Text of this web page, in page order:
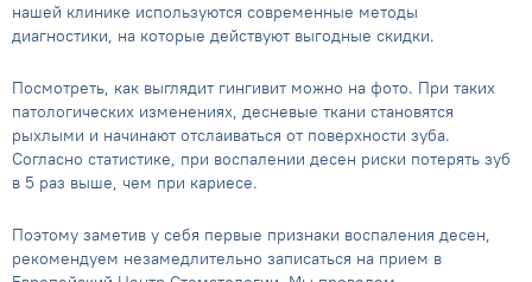
нашей клинике используются современные методы
диагностики, на которые действуют выгодные скидки.
Посмотреть, как выглядит гингивит можно на фото. При таких
патологических изменениях, десневые ткани становятся
рыхлыми и начинают отслаиваться от поверхности зуба.
Согласно статистике, при воспалении десен риски потерять зуб
в 5 раз выше, чем при кариесе.
Поэтому заметив у себя первые признаки воспаления десен,
рекомендуем незамедлительно записаться на прием в